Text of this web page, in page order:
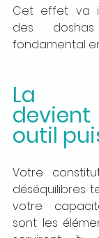
Cet effet va
des
fondamental
La
outil
Votre
déséquilibres
votre
sont les